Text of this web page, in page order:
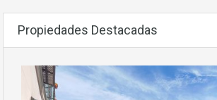
Propiedades Destacadas